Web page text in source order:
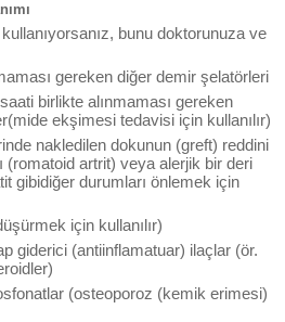
bunu doktorunuza ve
gereken diğer demir şelatörleri
birlikte alınmaması gereken
ekşimesi tedavisi için kullanılır)
nakledilen dokunun (greft) reddini
(romatoid artrit) veya alerjik bir deri
gibidiğer durumları önlemek için
için kullanılır)
giderici (antiinflamatuar) ilaçlar (ör.
(osteoporoz (kemik erimesi)